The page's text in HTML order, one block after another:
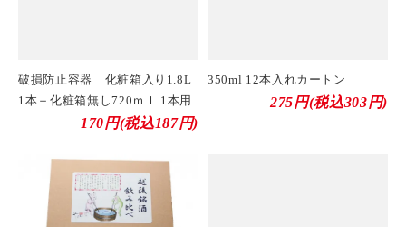
破損防止容器 化粧箱入り1.8L
1本＋化粧箱無し720ｍｌ 1本用
170円(税込187円)
350ml 12本入れカートン
275円(税込303円)